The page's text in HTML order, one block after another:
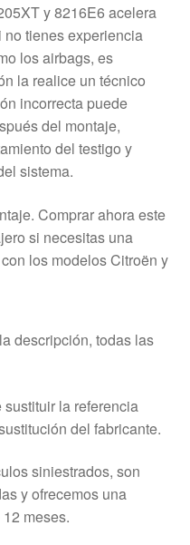
y 8216E6 acelera
tienes experiencia
los airbags, es
la realice un técnico
incorrecta puede
del montaje,
del testigo y
sistema.
Comprar ahora este
si necesitas una
los modelos Citroën y
descripción, todas las
la referencia
del fabricante.
siniestrados, son
y ofrecemos una
meses.